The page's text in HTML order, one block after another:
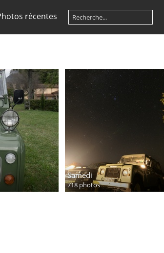
récentes
Samedi
718 photos